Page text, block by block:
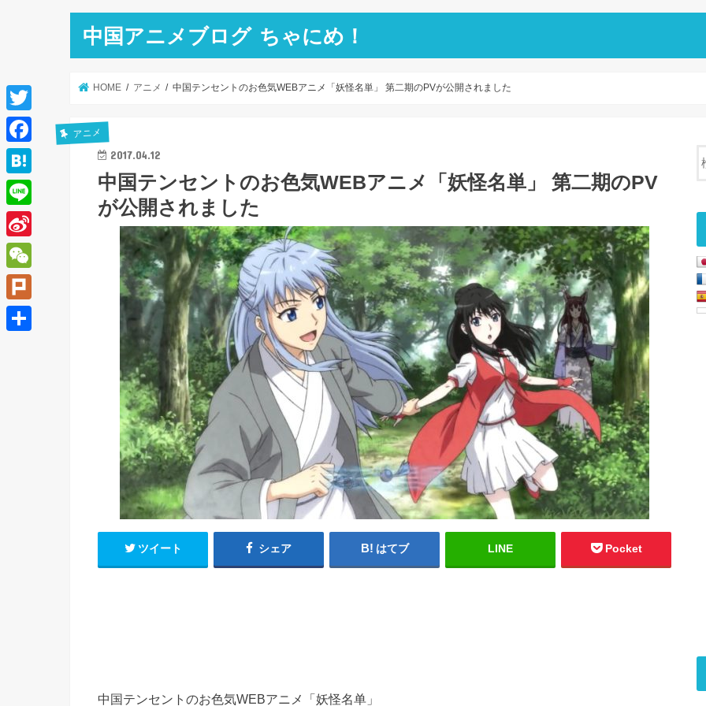
中国アニメブログ ちゃにめ！
HOME アニメ 中国テンセントのお色気WEBアニメ「妖怪名単」 第二期のPVが公開されました
アニメ
2017.04.12
中国テンセントのお色気WEBアニメ「妖怪名単」 第二期のPV
が公開されました
ツイート シェア はてブ LINE Pocket
中国テンセントのお色気WEBアニメ「妖怪名单」
T
w
i
t
e
r
F
a
c
e
b
o
o
k
H
a
t
e
a
L
i
n
e
S
i
n
a
W
e
C
P